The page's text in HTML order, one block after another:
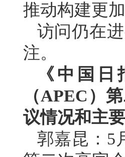
推动构建更
访问仍在
注。
《中国
（APEC）
议情况和主
郭嘉昆：5